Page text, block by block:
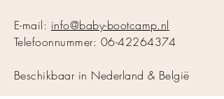
E-mail: info@baby-bootcamp.nl
Telefoonnummer: 06-42264374
Beschikbaar in Nederland & België